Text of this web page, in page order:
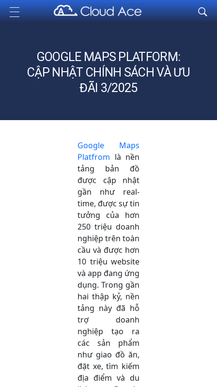
Cloud Ace
Nhà cung cấp giải pháp trên GCP cho doanh nghiệp
GOOGLE MAPS PLATFORM:
CẬP NHẬT CHÍNH SÁCH VÀ ƯU
ĐÃI 3/2025
Google Maps
Platfrom là nền
tảng bản đồ
được cập nhật
gần như real-
time, được sự tin
tưởng của hơn
250 triệu doanh
nghiệp trên toàn
cầu và được hơn
10 triệu website
và app đang ứng
dụng. Trong gần
hai thập kỷ, nền
tảng này đã hỗ
trợ doanh
nghiệp tạo ra
các sản phẩm
như giao đồ ăn,
đặt xe, tìm kiếm
địa điểm và du